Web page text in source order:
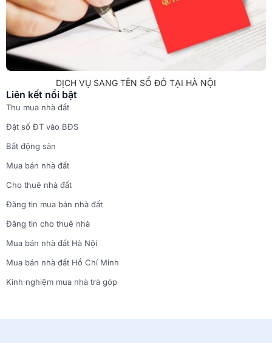
DỊCH VỤ SANG TÊN SỔ ĐỎ TẠI HÀ NỘI
Liên kết nổi bật
Thu mua nhà đất
Đặt số ĐT vào BĐS
Bất động sản
Mua bán nhà đất
Cho thuê nhà đất
Đăng tin mua bán nhà đất
Đăng tin cho thuê nhà
Mua bán nhà đất Hà Nội
Mua bán nhà đất Hồ Chí Minh
Kinh nghiệm mua nhà trả góp